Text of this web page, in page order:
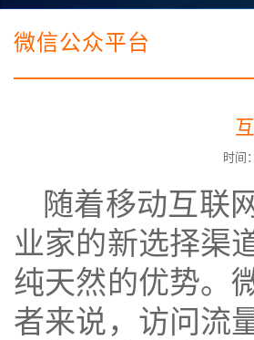
电子商务商城建设
SSL证书
微信公众平台
时间
随着移动互联
业家的新选择渠
纯天然的优势。
者来说，访问流